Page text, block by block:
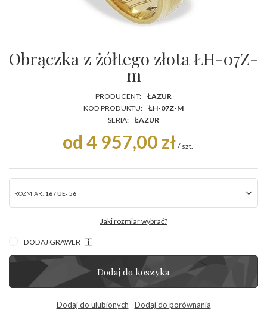
Obrączka z żółtego złota ŁH-07Z-
m
PRODUCENT:
ŁAZUR
KOD PRODUKTU:
ŁH-07Z-M
SERIA:
ŁAZUR
od 4 957,00 zł / szt.
ROZMIAR: 16 / UE- 56
Jaki rozmiar wybrać?
DODAJ GRAWER
Dodaj do koszyka
Dodaj do ulubionych Dodaj do porównania